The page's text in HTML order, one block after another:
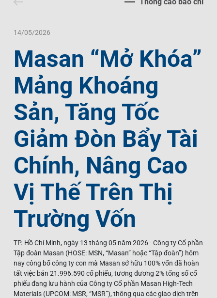
Tin Đầu Tư Tại Việt Nam
Thông Cáo Báo Chí
Ngôn Ngữ
VI
14/05/2026
Masan “Mở Khóa”
Mảng Khoáng
Sản, Tăng Tốc
Giảm Đòn Bẩy Tài
Chính, Nâng Cao
Vị Thế Trên Thị
Trường Vốn
TP. Hồ Chí Minh, ngày 13 tháng 05 năm 2026 - Công ty Cổ phần
Tập đoàn Masan (HOSE: MSN, “Masan” hoặc “Tập đoàn”) hôm
nay công bố công ty con mà Masan sở hữu 100% vốn đã hoàn
tất việc bán 21.996.590 cổ phiếu, tương đương 2% tổng số cổ
phiếu đang lưu hành của Công ty Cổ phần Masan High-Tech
Materials (UPCOM: MSR, “MSR”), thông qua các giao dịch trên